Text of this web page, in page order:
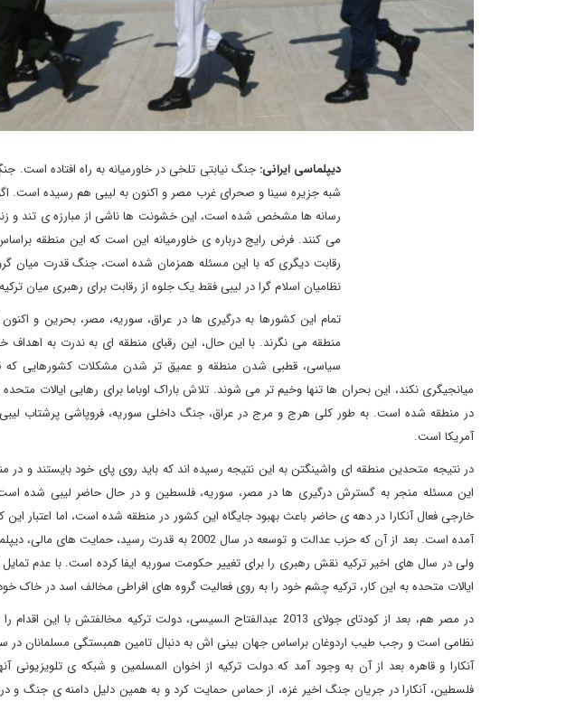
دیپلماسی ایرانی: جنگ نیابتی تلخی در خاورمیانه به راه افتاده است.
شبه جزیره سینا و صحرای غرب مصر و اکنون به لیبی هم رسیده است.
رسانه ها مشخص شده است، این خشونت ها ناشی از مبارزه ی تند و
می کنند. فرض رایج درباره ی خاورمیانه این است که این منطقه
رقابت دیگری که با این مسئله همزمان شده است، جنگ قدرت میان
نظامیان اسلام گرا در لیبی فقط یک جلوه از رقابت برای رهبری میان
تمام این کشورها به درگیری ها در عراق، سوریه، مصر، بحرین و
منطقه می نگرند. با این حال، این رقبای منطقه ای به ندرت به
سیاسی، قطبی شدن منطقه و عمیق تر شدن مشکلات کشورهایی که قصد
میانجیگری نکند، این بحران ها تنها وخیم تر می شوند. تلاش باراک اوباما برای رهایی ایالات
در منطقه شده است. به طور کلی هرج و مرج در عراق، جنگ داخلی سوریه، فروپاشی پرشتاب
آمریکا است.
در نتیجه متحدین منطقه ای واشینگتن به این نتیجه رسیده اند که باید روی پای خود بایستند و در
این مسئله منجر به گسترش درگیری ها در مصر، سوریه، فلسطین و در حال حاضر لیبی
خارجی فعال آنکارا در دهه ی حاضر باعث بهبود جایگاه این کشور در منطقه شده است، اما اعتبار
آمده است. بعد از آن که حزب عدالت و توسعه در سال 2002
ولی در سال های اخیر ترکیه نقش رهبری را برای تغییر حکومت سوریه ایفا کرده است. با عدم
ایالات متحده به این کار، ترکیه چشم خود را به روی فعالیت گروه های افراطی مخالف اسد در خاک
در مصر هم، بعد از کودتای جولای 2013 عبدالفتاح السیسی، دولت ترکیه
نظامی است و رجب طیب اردوغان براساس جهان بینی اش به دنبال تامین همبستگی مسلمانان
آنکارا و قاهره بعد از آن به وجود آمد که دولت ترکیه از اخوان المسلمین و شبکه ی تلویزیونی
فلسطین، آنکارا در جریان جنگ اخیر غزه، از حماس حمایت کرد و به همین دلیل دامنه ی جنگ و